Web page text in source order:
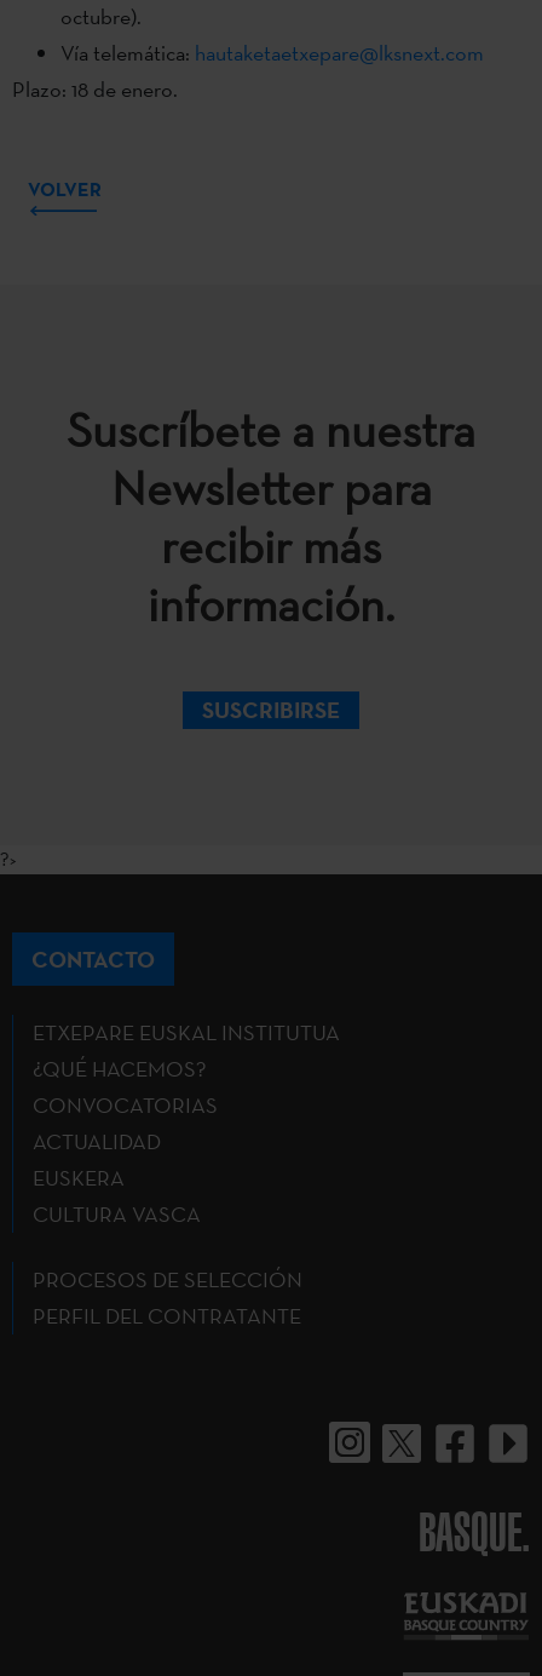
octubre).
Vía telemática: hautaketaetxepare@lksnext.com
Plazo: 18 de enero.
VOLVER
Suscríbete a nuestra
Newsletter para
recibir más
información.
SUSCRIBIRSE
?>
CONTACTO
ETXEPARE EUSKAL INSTITUTUA
¿QUÉ HACEMOS?
CONVOCATORIAS
ACTUALIDAD
EUSKERA
CULTURA VASCA
PROCESOS DE SELECCIÓN
PERFIL DEL CONTRATANTE
BASQUE.